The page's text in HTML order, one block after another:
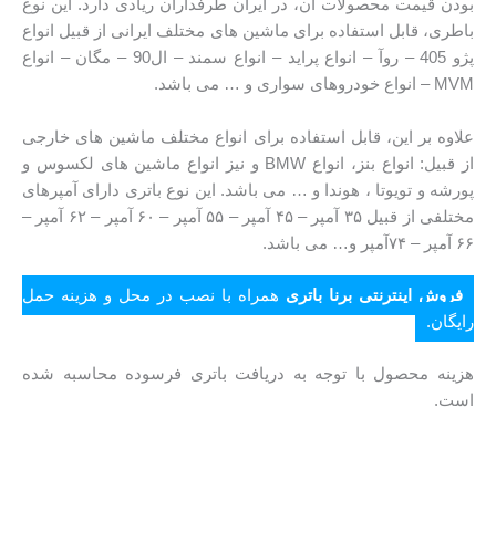
بودن قیمت محصولات آن، در ایران طرفداران ریادی دارد. این نوع
باطری، قابل استفاده برای ماشین های مختلف ایرانی از قبیل انواع
پژو 405 – روآ – انواع پراید – انواع سمند – ال90 – مگان – انواع
MVM – انواع خودروهای سواری و … می باشد.
علاوه بر این، قابل استفاده برای انواع مختلف ماشین های خارجی
از قبیل: انواع بنز، انواع BMW و نیز انواع ماشین های لکسوس و
پورشه و تویوتا ، هوندا و … می باشد. این نوع باتری دارای آمپرهای
مختلفی از قبیل ۳۵ آمپر – ۴۵ آمپر – ۵۵ آمپر – ۶۰ آمپر – ۶۲ آمپر –
۶۶ آمپر – ۷۴آمپر و… می باشد.
فروش اینترنتی برنا باتری همراه با نصب در محل و هزینه حمل
رایگان.
هزینه محصول با توجه به دریافت باتری فرسوده محاسبه شده
است.